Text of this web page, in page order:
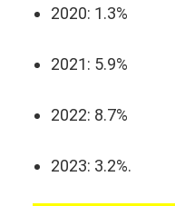
2020: 1.3%
2021: 5.9%
2022: 8.7%
2023: 3.2%.